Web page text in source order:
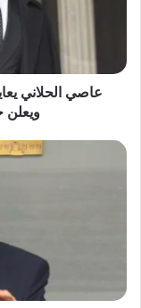
عاصي الحلاني
ويعلن